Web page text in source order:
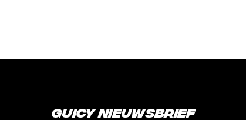
Guicy Nieuwsbrief